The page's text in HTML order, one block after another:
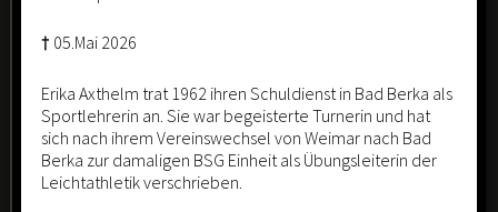
der U16w der SV Bad Berka, sichterten sich die Spielerinnen
um Trainer Jörg Bley den Kreismeistertitel.
Ergebnisse vom 04.02.2023
An insgesamt 3 Spieltagen gaben die Mädels keinen Satz ab
† 05.Mai 2026
Erika Axthelm trat 1962 ihren Schuldienst in Bad Berka als
Sportlehrerin an. Sie war begeisterte Turnerin und hat
sich nach ihrem Vereinswechsel von Weimar nach Bad
Berka zur damaligen BSG Einheit als Übungsleiterin der
Leichtathletik verschrieben.